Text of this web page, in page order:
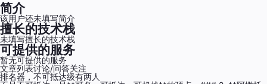
简介
该用户还未填写简介
擅长的技术栈
未填写擅长的技术栈
可提供的服务
暂无可提供的服务
文章列表讨论/问答关注
排名器，不可抵达级有两人